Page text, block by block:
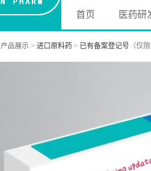
首页 医药研
产品展示 > 进口原料药 > 已有备案登记号 （仅